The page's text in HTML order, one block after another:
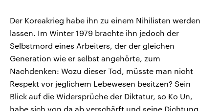
Der Koreakrieg habe ihn zu einem Nihilisten werden
lassen. Im Winter 1979 brachte ihn jedoch der
Selbstmord eines Arbeiters, der der gleichen
Generation wie er selbst angehörte, zum
Nachdenken: Wozu dieser Tod, müsste man nicht
Respekt vor jeglichem Lebewesen besitzen? Sein
Blick auf die Widersprüche der Diktatur, so Ko Un,
habe sich von da ab verschärft und seine Dichtung